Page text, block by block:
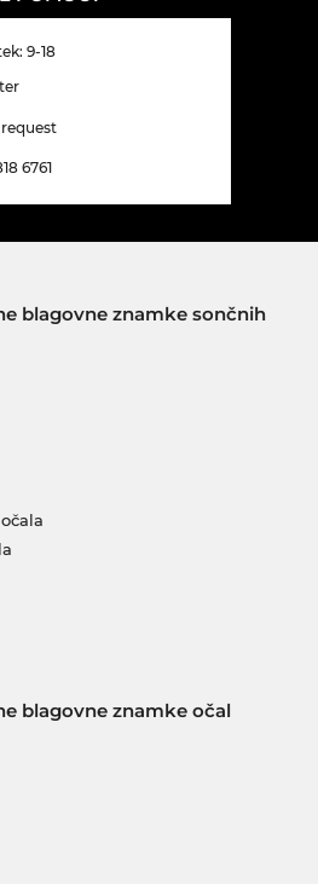
9-18
6761
blagovne znamke sončnih
blagovne znamke očal